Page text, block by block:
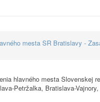
mesta SR Bratislavy -
hlavného mesta
Petržalka, Bratislava-